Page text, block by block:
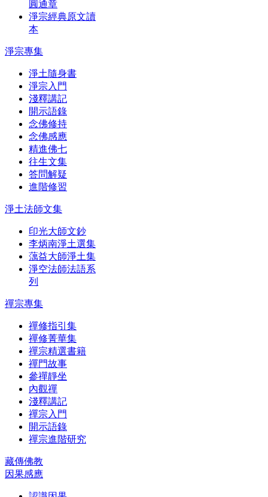
圓通章
淨宗經典原文讀
本
淨宗專集
淨土隨身書
淨宗入門
淺釋講記
開示語錄
念佛修持
念佛感應
精進佛七
往生文集
答問解疑
進階修習
淨土法師文集
印光大師文鈔
李炳南淨土選集
蕅益大師淨土集
淨空法師法語系
列
禪宗專集
禪修指引集
禪修菁華集
禪宗精選書籍
禪門故事
參禪靜坐
內觀禪
淺釋講記
禪宗入門
開示語錄
禪宗進階研究
藏傳佛教
因果感應